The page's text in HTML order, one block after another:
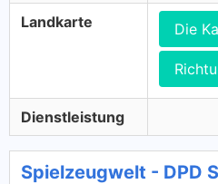
Landkarte Die
Dienstleistung
Spielzeugwelt - DPD